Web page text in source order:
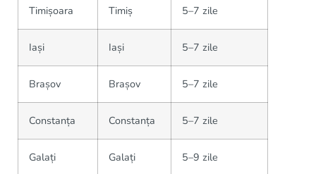
Timișoara Timiș 5–7 zile
Iași Iași 5–7 zile
Brașov Brașov 5–7 zile
Constanța Constanța 5–7 zile
Galați Galați 5–9 zile